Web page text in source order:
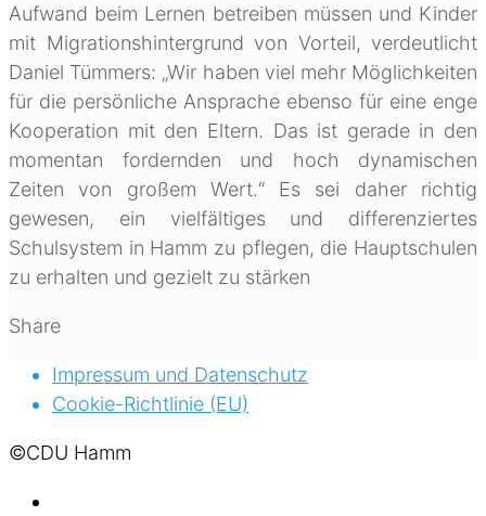
Aufwand beim Lernen betreiben müssen und Kinder
mit Migrationshintergrund von Vorteil, verdeutlicht
Daniel Tümmers: „Wir haben viel mehr Möglichkeiten
für die persönliche Ansprache ebenso für eine enge
Kooperation mit den Eltern. Das ist gerade in den
momentan fordernden und hoch dynamischen
Zeiten von großem Wert.“ Es sei daher richtig
gewesen, ein vielfältiges und differenziertes
Schulsystem in Hamm zu pflegen, die Hauptschulen
zu erhalten und gezielt zu stärken
Share
Impressum und Datenschutz
Cookie-Richtlinie (EU)
©CDU Hamm